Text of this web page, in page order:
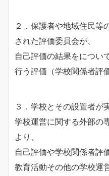
２．保護者や地域住民等
された評価委員会が、
自己評価の結果をについ
行う評価（学校関係者評価
３．学校とその設置者が
学校運営に関する外部の
より、
自己評価や学校関係者評
教育活動その他の学校運